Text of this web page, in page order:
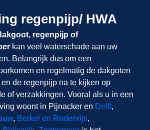
regenpijp/ HWA
regenpijp of
kan veel waterschade aan uw
Belangrijk dus om een
en regelmatig de dakgoten
de regenpijp na te kijken op
of verzakkingen. Vooral als u in een
woont in Pijnacker en Delft,
, Berkel en Rodenrijs,